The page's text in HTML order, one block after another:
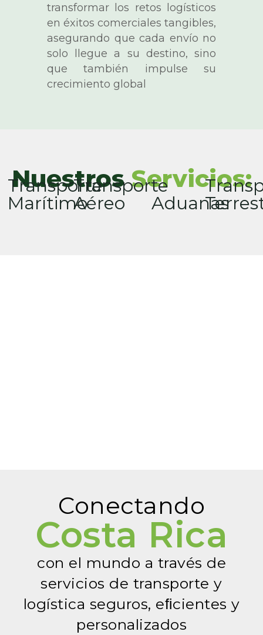
transformar los retos logísticos
en éxitos comerciales tangibles,
asegurando que cada envío no
solo llegue a su destino, sino
que también impulse su
crecimiento global
NuestrosServicios:
Transporte
Marítimo
Transporte
Aéreo
Aduanas
Conectando
Costa Rica
con el mundo a través de
servicios de transporte y
logística seguros, eﬁcientes y
personalizados